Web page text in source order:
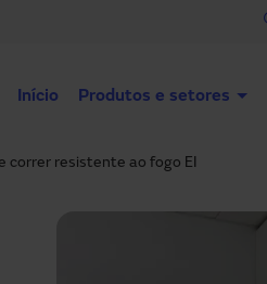
Início Produtos e setores
correr resistente ao fogo EI